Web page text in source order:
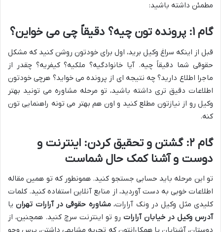
مطمئن داشته باشید:
گام ۱: پرونده تون چیه؟ دقیقاً چی می خواین؟
قبل از اینکه سراغ وکیل برید، اول برای خودتون روشن کنید که مشکل
حقوقی شما دقیقاً چیه. آیا خانوادگیه؟ ملکیه؟ کیفریه؟ چقدر از
ماجرا اطلاع دارید؟ چه نتیجه ای از پرونده می خواید؟ هرچی خودتون
اطلاعات دقیق تری داشته باشید، تو مرحله مشاوره می تونید بهتر
وکیل رو از نیازتون مطلع کنید و اون هم بهتر می تونه راهنمایی تون
کنه.
گام ۲: گشتن و تحقیق کردن: اینترنت و
دوست و آشنا کمک حال شماست
تو این مرحله باید حسابی جستجو کنید. همونطور که تو همین مقاله
اطلاعات خوبی به دست آوردید، از منابع آنلاین استفاده کنید. کلمات
کلیدی مثل وکیل در ونک آرارات،مشاوره حقوقی در آرارات تهرانیا
آدرس وکیل در خیابان آرارات رو تو اینترنت سرچ کنید. همچنین، از